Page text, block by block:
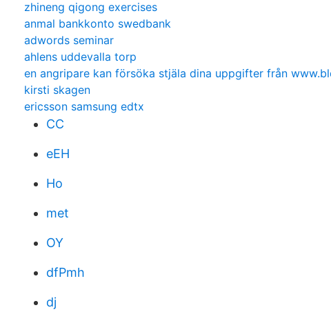
zhineng qigong exercises
anmal bankkonto swedbank
adwords seminar
ahlens uddevalla torp
en angripare kan försöka stjäla dina uppgifter från
kirsti skagen
ericsson samsung edtx
CC
eEH
Ho
met
OY
dfPmh
dj